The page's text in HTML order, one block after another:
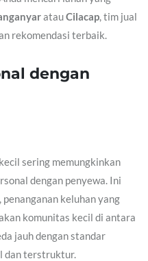
atauCilacap, tim jual
rekomendasi terbaik.
dengan
sering memungkinkan
dengan penyewa. Ini
keluhan yang
komunitas kecil di antara
jauh dengan standar
dan terstruktur.